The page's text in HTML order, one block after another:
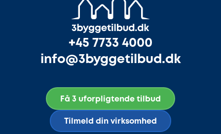
+45 7733 4000
info@3byggetilbud.dk
Få 3 uforpligtende tilbud
Tilmeld din virksomhed